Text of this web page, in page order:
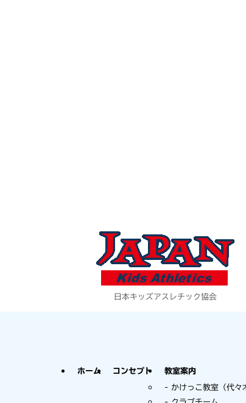
日本キッズアスレチック協会
ホーム コンセプト 教室案内
かけっこ教室（代々